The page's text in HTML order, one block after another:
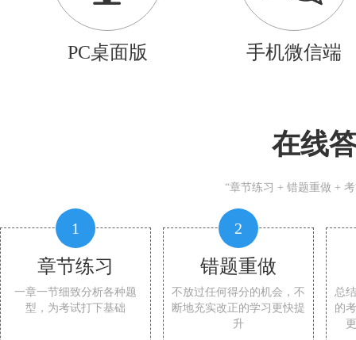
PC桌面版 手机微信端
在线
“章节练习 + 错题重做 +
1
章节练习
一章一节细致分析各种题
型，为考试打下基础
2
错题重做
不放过任何得分的机会，不
断地充实改正的学习更快提
升
总
的